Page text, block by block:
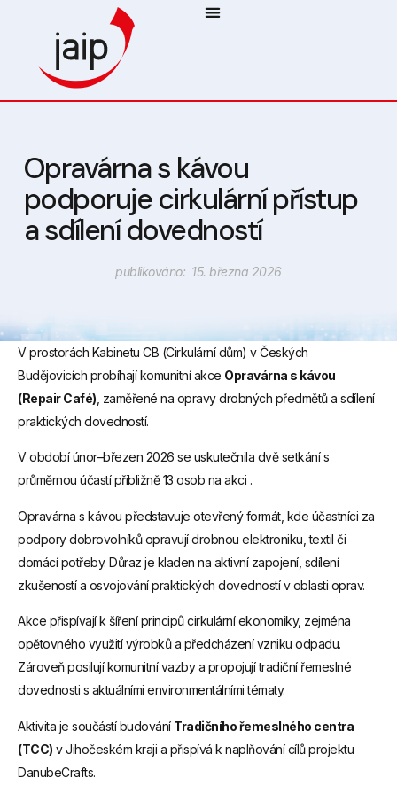
Opravárna s kávou
podporuje cirkulární přístup
a sdílení dovedností
publikováno: 15. března 2026
V prostorách Kabinetu CB (Cirkulární dům) v Českých
Budějovicích probíhají komunitní akce Opravárna s kávou
(Repair Café) , zaměřené na opravy drobných předmětů a sdílení
praktických dovedností.
V období únor–březen 2026 se uskutečnila dvě setkání s
průměrnou účastí přibližně 13 osob na akci .
Opravárna s kávou představuje otevřený formát, kde účastníci za
podpory dobrovolníků opravují drobnou elektroniku, textil či
domácí potřeby. Důraz je kladen na aktivní zapojení, sdílení
zkušeností a osvojování praktických dovedností v oblasti oprav.
Akce přispívají k šíření principů cirkulární ekonomiky, zejména
opětovného využití výrobků a předcházení vzniku odpadu.
Zároveň posilují komunitní vazby a propojují tradiční řemeslné
dovednosti s aktuálními environmentálními tématy.
Aktivita je součástí budování Tradičního řemeslného centra
(TCC) v Jihočeském kraji a přispívá k naplňování cílů projektu
DanubeCrafts.